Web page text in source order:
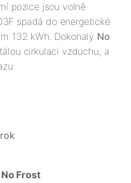
pozice jsou volně
spadá do energetické
132 kWh. Dokonalý No
cirkulaci vzduchu, a
Frost